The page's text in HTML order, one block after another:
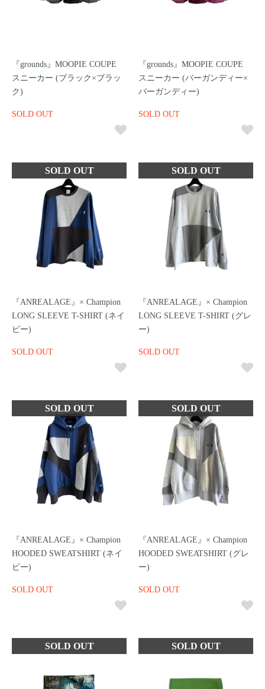
『grounds』MOOPIE COUPE
スニーカー (ブラック×ブラッ
ク)
SOLD OUT
『grounds』MOOPIE COUPE
スニーカー (バーガンディー×
バーガンディー)
SOLD OUT
『ANREALAGE』× Champion
LONG SLEEVE T-SHIRT (ネイ
ビー)
SOLD OUT
『ANREALAGE』× Champion
LONG SLEEVE T-SHIRT (グレ
ー)
SOLD OUT
『ANREALAGE』× Champion
HOODED SWEATSHIRT (ネイ
ビー)
SOLD OUT
『ANREALAGE』× Champion
HOODED SWEATSHIRT (グレ
ー)
SOLD OUT